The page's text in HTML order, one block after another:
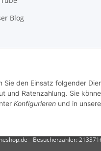
den Einsatz folgender
und Ratenzahlung. Sie
Konfigurieren und in
Blog
zzgl.
Besucherzähler: